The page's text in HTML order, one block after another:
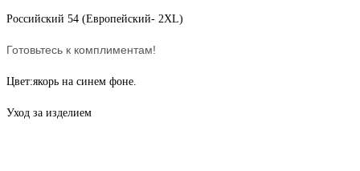
Российский 54 (Европейский- 2XL)
Готовьтесь к комплиментам!
Цвет:якорь на синем фоне.
Уход за изделием